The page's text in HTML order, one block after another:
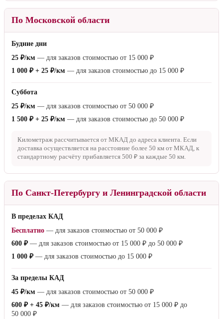
По Московской области
Будние дни
25 ₽/км — для заказов стоимостью от 15 000 ₽
1 000 ₽ + 25 ₽/км — для заказов стоимостью до 15 000 ₽
Суббота
25 ₽/км — для заказов стоимостью от 50 000 ₽
1 500 ₽ + 25 ₽/км — для заказов стоимостью до 50 000 ₽
Километраж рассчитывается от МКАД до адреса клиента. Если
доставка осуществляется на расстояние более 50 км от МКАД, к
стандартному расчёту прибавляется 500 ₽ за каждые 50 км.
По Санкт-Петербургу и Ленинградской области
В пределах КАД
Бесплатно — для заказов стоимостью от 50 000 ₽
600 ₽— для заказов стоимостью от 15 000 ₽ до 50 000 ₽
1 000 ₽— для заказов стоимостью до 15 000 ₽
За пределы КАД
45 ₽/км — для заказов стоимостью от 50 000 ₽
600 ₽ + 45 ₽/км — для заказов стоимостью от 15 000 ₽ до
50 000 ₽